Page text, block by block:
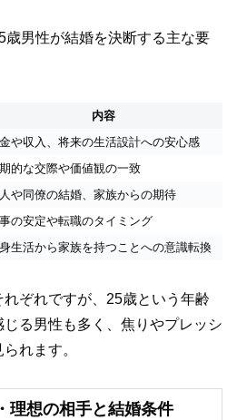
歳男性が結婚を決断する主な要
内容
や収入、将来の生活設計への安心感
的な交際や価値観の一致
や同僚の結婚、家族からの期待
の安定や転職のタイミング
生活から家族を持つことへの意識転換
ぞれですが、25歳という年齢
る男性も多く、焦りやプレッシ
れます。
理想の相手と結婚条件